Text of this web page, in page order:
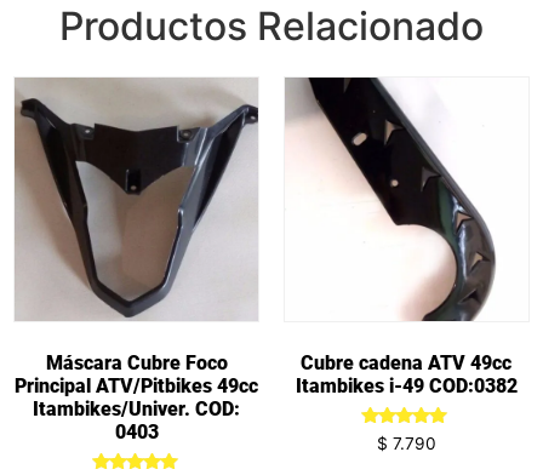
Productos Relacionado
Máscara Cubre Foco
Principal ATV/Pitbikes 49cc
Itambikes/Univer. COD:
0403
Cubre cadena ATV 49cc
Itambikes i-49 COD:0382
Valorado
en
$ 7.790